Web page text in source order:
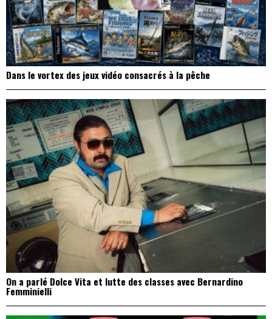
Dans le vortex des jeux vidéo consacrés à la pêche
On a parlé Dolce Vita et lutte des classes avec Bernardino
Femminielli